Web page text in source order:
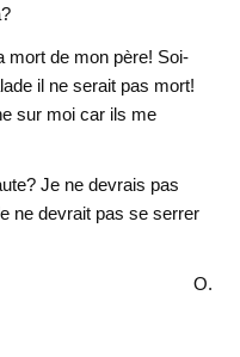
mort de mon père! Soi-
il ne serait pas mort!
sur moi car ils me
Je ne devrais pas
ne devrait pas se serrer
O.